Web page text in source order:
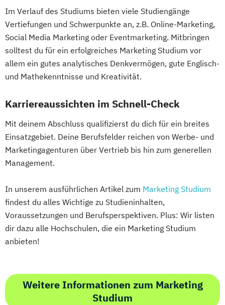
Im Verlauf des Studiums bieten viele Studiengänge
Vertiefungen und Schwerpunkte an, z.B. Online-Marketing,
Social Media Marketing oder Eventmarketing. Mitbringen
solltest du für ein erfolgreiches Marketing Studium vor
allem ein gutes analytisches Denkvermögen, gute Englisch-
und Mathekenntnisse und Kreativität.
Karriereaussichten im Schnell-Check
Mit deinem Abschluss qualifizierst du dich für ein breites
Einsatzgebiet. Deine Berufsfelder reichen von Werbe- und
Marketingagenturen über Vertrieb bis hin zum generellen
Management.
In unserem ausführlichen Artikel zum Marketing Studium
findest du alles Wichtige zu Studieninhalten,
Voraussetzungen und Berufsperspektiven. Plus: Wir listen
dir dazu alle Hochschulen, die ein Marketing Studium
anbieten!
Weitere Informationen zum Marketing
Studium